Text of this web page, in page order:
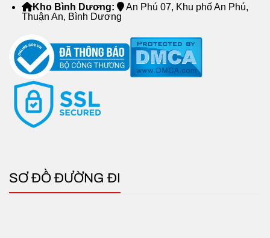
Kho Bình Dương:
An Phú 07, Khu phố An Phú,
Thuận An, Bình Dương
SƠ ĐỒ ĐƯỜNG ĐI